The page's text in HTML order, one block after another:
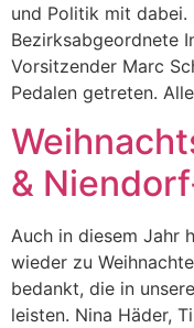
und Politik mit dabei.
Bezirksabgeordnete
Vorsitzender Marc
Pedalen getreten.
&
Auch in diesem Jahr
wieder zu
bedankt, die in
leisten. Nina Häder,